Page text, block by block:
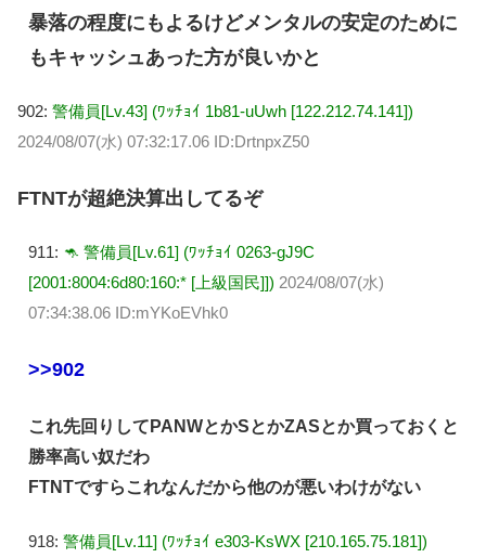
暴落の程度にもよるけどメンタルの安定のために
もキャッシュあった方が良いかと
902: 警備員[Lv.43] (ﾜｯﾁｮｲ 1b81-uUwh [122.212.74.141])
2024/08/07(水) 07:32:17.06 ID:DrtnpxZ50
FTNTが超絶決算出してるぞ
911: 🦘 警備員[Lv.61] (ﾜｯﾁｮｲ 0263-gJ9C
[2001:8004:6d80:160:* [上級国民]]) 2024/08/07(水)
07:34:38.06 ID:mYKoEVhk0
>>902
これ先回りしてPANWとかSとかZASとか買っておくと
勝率高い奴だわ
FTNTですらこれなんだから他のが悪いわけがない
918: 警備員[Lv.11] (ﾜｯﾁｮｲ e303-KsWX [210.165.75.181])